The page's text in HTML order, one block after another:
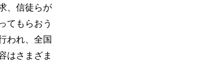
、信徒らが
てもらおう
われ、全国
はさまざま